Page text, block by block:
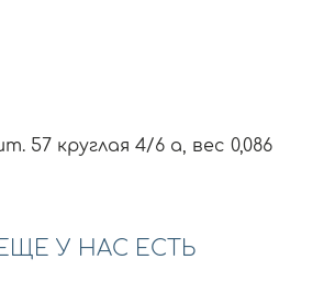
57 круглая 4/6 а, вес 0,086
У НАС ЕСТЬ